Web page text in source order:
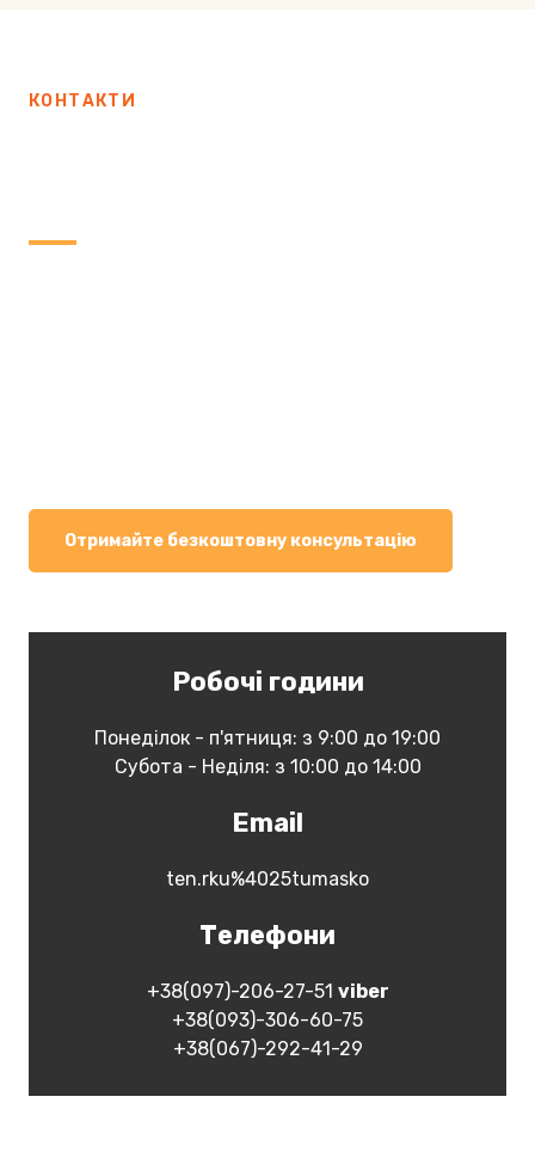
КОНТАКТИ
Отримайте безкоштовну консультацію
Робочі години
Понеділок - п'ятниця: з 9:00 до 19:00
Субота - Неділя: з 10:00 до 14:00
Email
ten.rku%4025tumasko
Телефони
+38(097)-206-27-51 vіber
+38(093)-306-60-75
+38(067)-292-41-29